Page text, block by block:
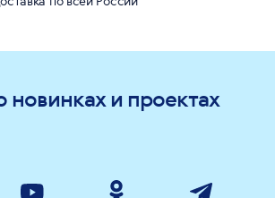
новинках и проектах